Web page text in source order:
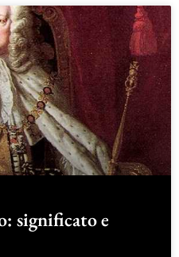
significato e